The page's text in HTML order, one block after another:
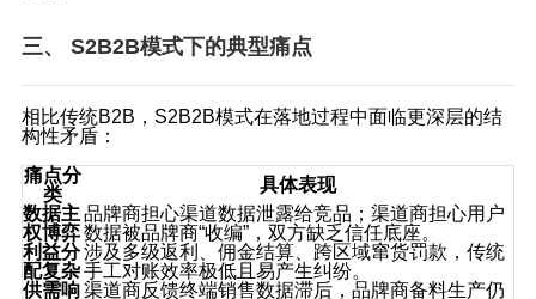
三、 S2B2B模式下的典型痛点
相比传统B2B，S2B2B模式在落地过程中面临更深层的结
构性矛盾：
痛点分
类
具体表现
数据主
权博弈
品牌商担心渠道数据泄露给竞品；渠道商担心用户
数据被品牌商“收编”，双方缺乏信任底座。
利益分
配复杂
涉及多级返利、佣金结算、跨区域窜货罚款，传统
手工对账效率极低且易产生纠纷。
供需响渠道商反馈终端销售数据滞后，品牌商备料生产仍